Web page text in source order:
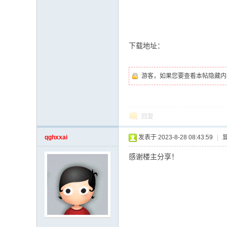
下载地址：
游客，如果您要查看本帖隐藏
回复
qghxxai 发表于 2023-8-28 08:43:59
感谢楼主分享！